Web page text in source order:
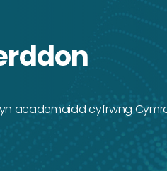
academaidd cyfrwng